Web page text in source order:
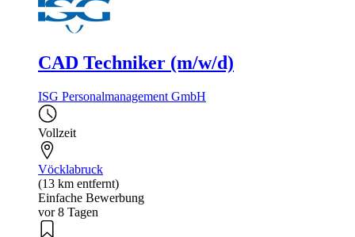
CAD Techniker (m/w/d)
ISG Personalmanagement GmbH
Vollzeit
Vöcklabruck
(13 km entfernt)
Einfache Bewerbung
vor 8 Tagen